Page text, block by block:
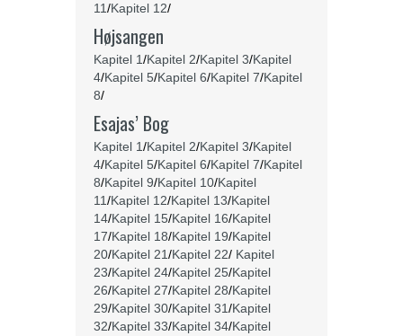
11/Kapitel 12/
Højsangen
Kapitel 1/Kapitel 2/Kapitel 3/Kapitel
4/Kapitel 5/Kapitel 6/Kapitel 7/Kapitel
8/
Esajas’ Bog
Kapitel 1/Kapitel 2/Kapitel 3/Kapitel
4/Kapitel 5/Kapitel 6/Kapitel 7/Kapitel
8/Kapitel 9/Kapitel 10/Kapitel
11/Kapitel 12/Kapitel 13/Kapitel
14/Kapitel 15/Kapitel 16/Kapitel
17/Kapitel 18/Kapitel 19/Kapitel
20/Kapitel 21/Kapitel 22/ Kapitel
23/Kapitel 24/Kapitel 25/Kapitel
26/Kapitel 27/Kapitel 28/Kapitel
29/Kapitel 30/Kapitel 31/Kapitel
32/Kapitel 33/Kapitel 34/Kapitel